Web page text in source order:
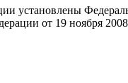
установлены
от 19 ноября